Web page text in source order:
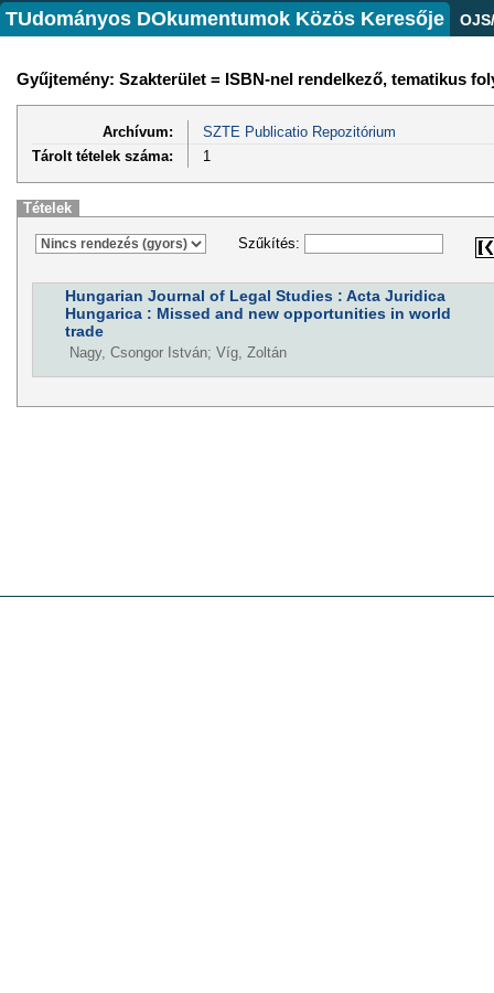
TUdományos DOkumentumok Közös Keresője
Gyűjtemény: Szakterület = ISBN-nel rendelkező, tematikus
Archívum:
SZTE Publicatio Repozitórium
Tárolt tételek száma:
1
Tételek
Szűkítés:
Hungarian Journal of Legal Studies : Acta Juridica
Hungarica : Missed and new opportunities in world
trade
Nagy, Csongor István; Víg, Zoltán